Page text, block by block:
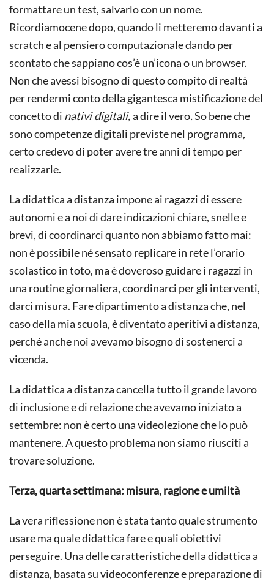
formattare un test, salvarlo con un nome.
Ricordiamocene dopo, quando li metteremo davanti a
scratch e al pensiero computazionale dando per
scontato che sappiano cos’è un’icona o un browser.
Non che avessi bisogno di questo compito di realtà
per rendermi conto della gigantesca mistificazione del
concetto di nativi digitali,a dire il vero.So bene che
sono competenze digitali previste nel programma,
certo credevo di poter avere tre anni di tempo per
realizzarle.
La didattica a distanza impone ai ragazzi di essere
autonomi e a noi di dare indicazioni chiare, snelle e
brevi, di coordinarci quanto non abbiamo fatto mai:
non è possibile né sensato replicare in rete l’orario
scolastico in toto, ma è doveroso guidare i ragazzi in
una routine giornaliera, coordinarci per gli interventi,
darci misura. Fare dipartimento a distanza che, nel
caso della mia scuola, è diventato aperitivi a distanza,
perché anche noi avevamo bisogno di sostenerci a
vicenda.
La didattica a distanza cancella tutto il grande lavoro
di inclusione e di relazione che avevamo iniziato a
settembre: non è certo una videolezione che lo può
mantenere. A questo problema non siamo riusciti a
trovare soluzione.
Terza, quarta settimana: misura, ragione e umiltà
La vera riflessione non è stata tanto quale strumento
usare ma quale didattica fare e quali obiettivi
perseguire. Una delle caratteristiche della didattica a
distanza, basata su videoconferenze e preparazione di